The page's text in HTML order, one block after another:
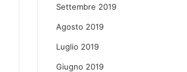
Settembre 2019
Agosto 2019
Luglio 2019
Giugno 2019